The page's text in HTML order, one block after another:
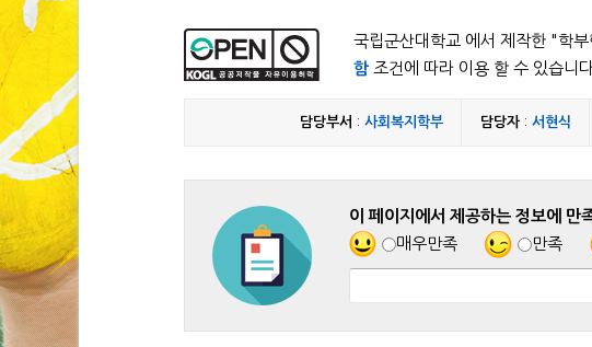
국립군산대학교 에서 제작한 " 학
함조건에 따라 이용 할 수 있습니
담당부서 :사회복지학부 담당자: 서현식
이 페이지에서 제공하는 정보에 만
매우만족
만족